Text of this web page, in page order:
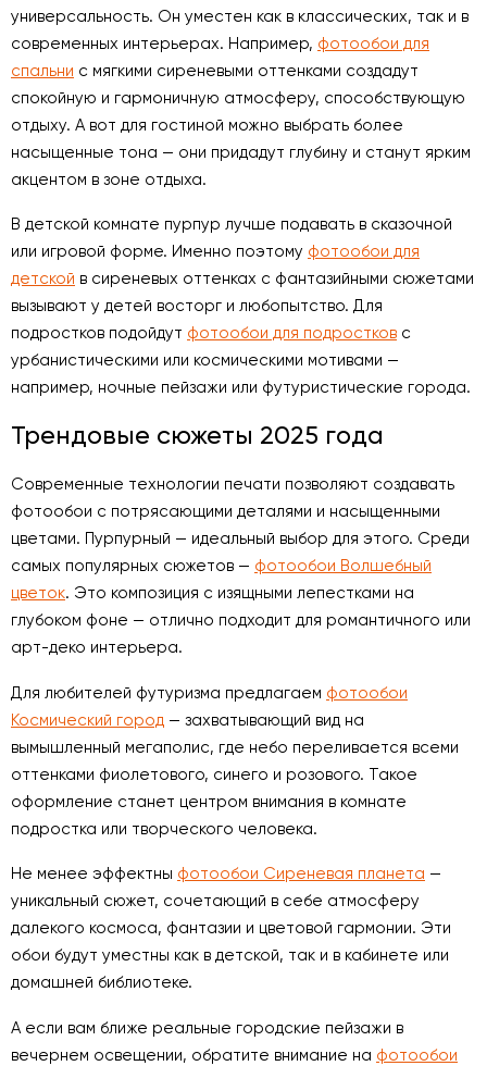
универсальность. Он уместен как в классических, так и в
современных интерьерах. Например, фотообои для
спальни с мягкими сиреневыми оттенками создадут
спокойную и гармоничную атмосферу, способствующую
отдыху. А вот для гостиной можно выбрать более
насыщенные тона — они придадут глубину и станут ярким
акцентом в зоне отдыха.
В детской комнате пурпур лучше подавать в сказочной
или игровой форме. Именно поэтому фотообои для
детской в сиреневых оттенках с фантазийными сюжетами
вызывают у детей восторг и любопытство. Для
подростков подойдут фотообои для подростков с
урбанистическими или космическими мотивами —
например, ночные пейзажи или футуристические города.
Трендовые сюжеты 2025 года
Современные технологии печати позволяют создавать
фотообои с потрясающими деталями и насыщенными
цветами. Пурпурный — идеальный выбор для этого. Среди
самых популярных сюжетов — фотообои Волшебный
цветок. Это композиция с изящными лепестками на
глубоком фоне — отлично подходит для романтичного или
арт-деко интерьера.
Для любителей футуризма предлагаем фотообои
Космический город — захватывающий вид на
вымышленный мегаполис, где небо переливается всеми
оттенками фиолетового, синего и розового. Такое
оформление станет центром внимания в комнате
подростка или творческого человека.
Не менее эффектны фотообои Сиреневая планета —
уникальный сюжет, сочетающий в себе атмосферу
далекого космоса, фантазии и цветовой гармонии. Эти
обои будут уместны как в детской, так и в кабинете или
домашней библиотеке.
А если вам ближе реальные городские пейзажи в
вечернем освещении, обратите внимание на фотообои